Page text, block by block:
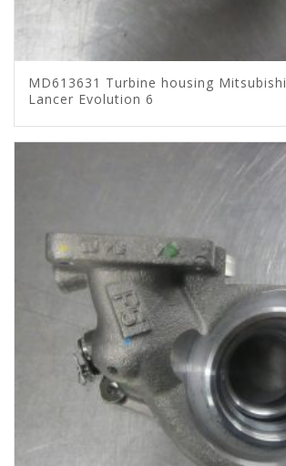
MD613631 Turbine housing Mitsubishi
Lancer Evolution 6